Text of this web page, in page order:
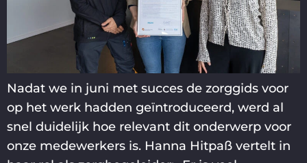
Nadat we in juni met succes de zorggids voor
op het werk hadden geïntroduceerd, werd al
snel duidelijk hoe relevant dit onderwerp voor
onze medewerkers is. Hanna Hitpaß vertelt in